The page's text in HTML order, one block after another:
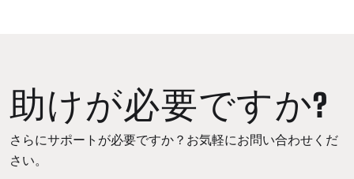
助けが必要ですか?
さらにサポートが必要ですか？お気軽にお問い合わせくだ
さい。